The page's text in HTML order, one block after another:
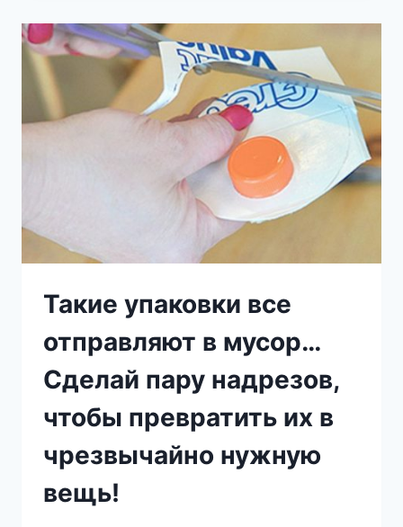
ОДНОЙ
СТАРОЙ
ТРИКОТАЖНОЙ
ФУТБОЛКИ
И
ВАМ
СОВЕТУЮ…
Такие упаковки все
отправляют в мусор…
Сделай пару надрезов,
чтобы превратить их в
чрезвычайно нужную
вещь!